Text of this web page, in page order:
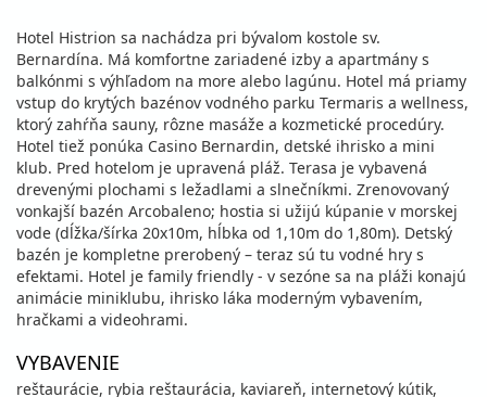
Hotel Histrion sa nachádza pri bývalom kostole sv.
Bernardína. Má komfortne zariadené izby a apartmány s
balkónmi s výhľadom na more alebo lagúnu. Hotel má priamy
vstup do krytých bazénov vodného parku Termaris a wellness,
ktorý zahŕňa sauny, rôzne masáže a kozmetické procedúry.
Hotel tiež ponúka Casino Bernardin, detské ihrisko a mini
klub. Pred hotelom je upravená pláž. Terasa je vybavená
drevenými plochami s ležadlami a slnečníkmi. Zrenovovaný
vonkajší bazén Arcobaleno; hostia si užijú kúpanie v morskej
vode (dĺžka/šírka 20x10m, hĺbka od 1,10m do 1,80m). Detský
bazén je kompletne prerobený – teraz sú tu vodné hry s
efektami. Hotel je family friendly - v sezóne sa na pláži konajú
animácie miniklubu, ihrisko láka moderným vybavením,
hračkami a videohrami.
VYBAVENIE
reštaurácie, rybia reštaurácia, kaviareň, internetový kútik,